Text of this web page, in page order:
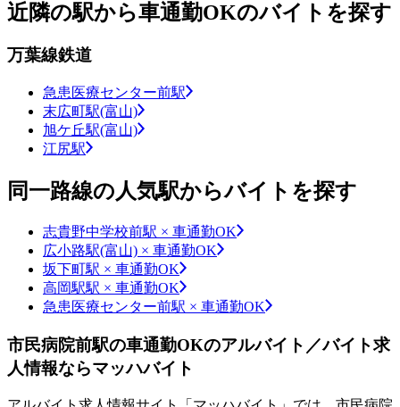
近隣の駅から車通勤OKのバイトを探す
万葉線鉄道
急患医療センター前駅
末広町駅(富山)
旭ケ丘駅(富山)
江尻駅
同一路線の人気駅からバイトを探す
志貴野中学校前駅 × 車通勤OK
広小路駅(富山) × 車通勤OK
坂下町駅 × 車通勤OK
高岡駅駅 × 車通勤OK
急患医療センター前駅 × 車通勤OK
市民病院前駅の車通勤OKのアルバイト／バイト求
人情報ならマッハバイト